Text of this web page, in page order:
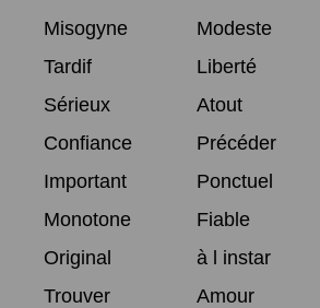
Misogyne
Modeste
Tardif
Liberté
Sérieux
Atout
Confiance
Précéder
Important
Ponctuel
Monotone
Fiable
Original
à l instar
Trouver
Amour